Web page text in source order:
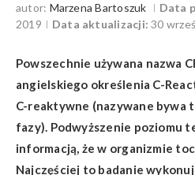
autor: Marzena Bartoszuk Data
2019
Data aktualizacji: 30
Powszechnie używana nazwa
angielskiego określenia C-
C-reaktywne (nazywane bywa
fazy). Podwyższenie poziomu
informacją, że w organizmie
Najczęściej to badanie